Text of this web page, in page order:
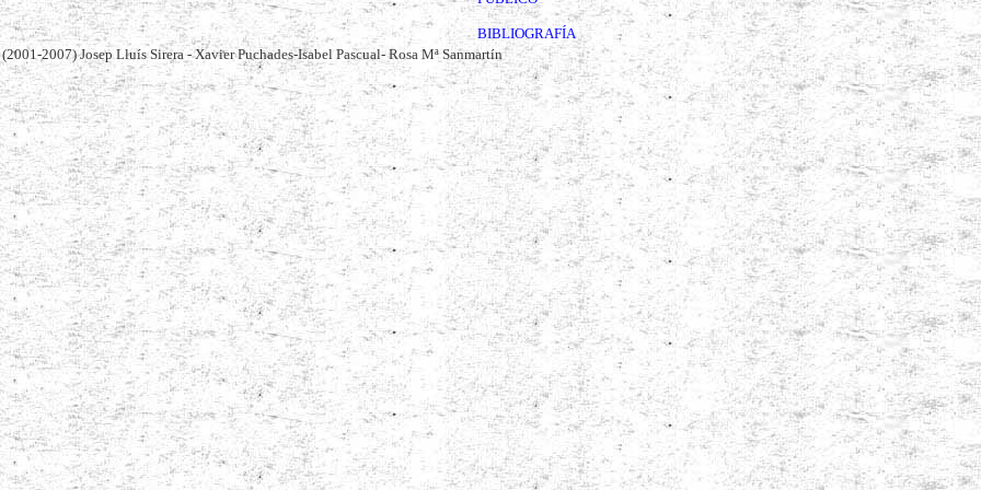
BIBLIOGRAFÍA
2007) Josep Lluís Sirera - Xavier Puchades-Isabel Pascual- Rosa Mª Sanmartín